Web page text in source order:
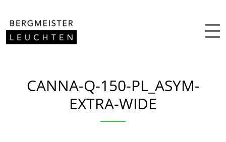
CANNA-Q-150-PL_ASYM-
EXTRA-WIDE